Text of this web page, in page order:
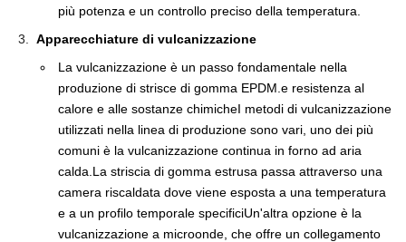
più potenza e un controllo preciso della temperatura.
Apparecchiature di vulcanizzazione
La vulcanizzazione è un passo fondamentale nella
produzione di strisce di gomma EPDM.e resistenza al
calore e alle sostanze chimicheI metodi di vulcanizzazione
utilizzati nella linea di produzione sono vari, uno dei più
comuni è la vulcanizzazione continua in forno ad aria
calda.La striscia di gomma estrusa passa attraverso una
camera riscaldata dove viene esposta a una temperatura
e a un profilo temporale specificiUn'altra opzione è la
vulcanizzazione a microonde, che offre un collegamento